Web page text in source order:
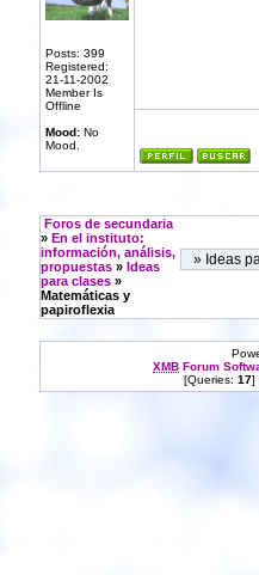
Posts: 399
Registered:
21-11-2002
Member Is
Offline
Mood:No
Mood.
Foros de secundaria
» En el instituto:
información, análisis,
propuestas» Ideas
para clases»
Matemáticas y
papiroflexia
XMB Forum
[Queries: 17]